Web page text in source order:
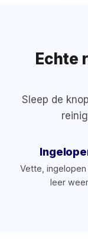
Echte
Sleep de
Vette,
leer